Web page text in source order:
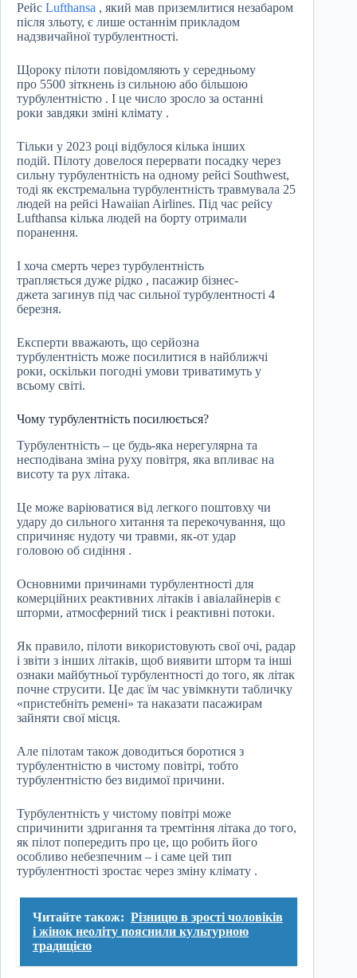
Рейс Lufthansa , який мав приземлитися незабаром
після зльоту, є лише останнім прикладом
надзвичайної турбулентності.
Щороку пілоти повідомляють у середньому
про 5500 зіткнень із сильною або більшою
турбулентністю . І це число зросло за останні
роки завдяки зміні клімату .
Тільки у 2023 році відбулося кілька інших
подій. Пілоту довелося перервати посадку через
сильну турбулентність на одному рейсі Southwest,
тоді як екстремальна турбулентність травмувала 25
людей на рейсі Hawaiian Airlines. Під час рейсу
Lufthansa кілька людей на борту отримали
поранення.
І хоча смерть через турбулентність
трапляється дуже рідко , пасажир бізнес-
джета загинув під час сильної турбулентності 4
березня.
Експерти вважають, що серйозна
турбулентність може посилитися в найближчі
роки, оскільки погодні умови триватимуть у
всьому світі.
Чому турбулентність посилюється?
Турбулентність – це будь-яка нерегулярна та
несподівана зміна руху повітря, яка впливає на
висоту та рух літака.
Це може варіюватися від легкого поштовху чи
удару до сильного хитання та перекочування, що
спричиняє нудоту чи травми, як-от удар
головою об сидіння .
Основними причинами турбулентності для
комерційних реактивних літаків і авіалайнерів є
шторми, атмосферний тиск і реактивні потоки.
Як правило, пілоти використовують свої очі, радар
і звіти з інших літаків, щоб виявити шторм та інші
ознаки майбутньої турбулентності до того, як літак
почне струсити. Це дає їм час увімкнути табличку
«пристебніть ремені» та наказати пасажирам
зайняти свої місця.
Але пілотам також доводиться боротися з
турбулентністю в чистому повітрі, тобто
турбулентністю без видимої причини.
Турбулентність у чистому повітрі може
спричинити здригання та тремтіння літака до того,
як пілот попередить про це, що робить його
особливо небезпечним – і саме цей тип
турбулентності зростає через зміну клімату .
Читайте також: Різницю в зрості чоловіків
і жінок неоліту пояснили культурною
традицією